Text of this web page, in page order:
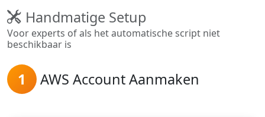
Handmatige Setup
Voor experts of als het automatische script niet
beschikbaar is
1 AWS Account Aanmaken